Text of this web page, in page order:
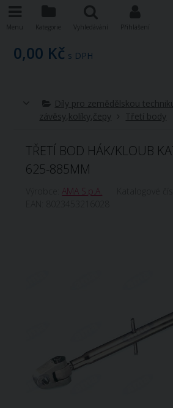
0,00 Kč s DPH
Díly pro zemědělskou
závěsy,kolíky,čepy
Třetí body
TŘETÍ BOD HÁK/KLOUB
625-885MM
Výrobce:AMA S.p.A.
Menu Kategorie Vyhledávání Přihlášení